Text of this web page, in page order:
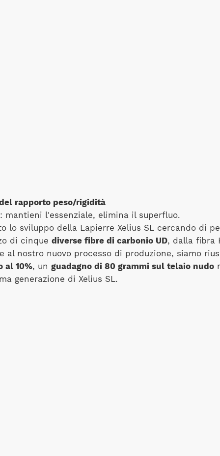
rapporto peso/rigidità
mantieni l'essenziale, elimina il superfluo.
lo sviluppo della Lapierre Xelius SL cercando di
di cinque diverse fibre di carbonio UD, dalla fibra
al nostro nuovo processo di produzione, siamo
al 10%, un guadagno di 80 grammi sul telaio nudo
generazione di Xelius SL.